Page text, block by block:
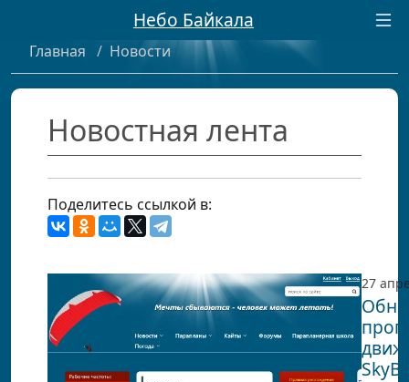
Небо Байкала
Главная / Новости
Новостная лента
Поделитесь ссылкой в:
27